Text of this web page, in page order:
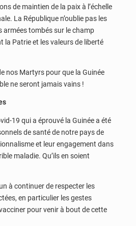
de maintien de la paix à l’échelle
La République n’oublie pas les
armées tombés sur le champ
la Patrie et les valeurs de liberté
nos Martyrs pour que la Guinée
ne seront jamais vains !
19 qui a éprouvé la Guinée a été
de santé de notre pays de
et leur engagement dans
maladie. Qu’ils en soient
à continuer de respecter les
en particulier les gestes
pour venir à bout de cette